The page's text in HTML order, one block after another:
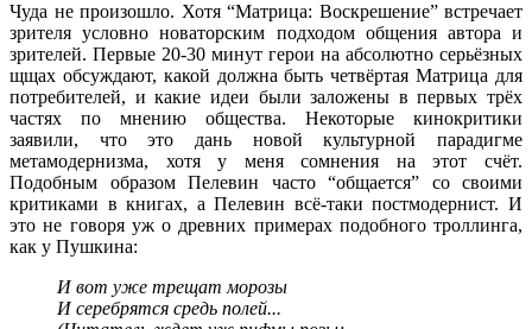
Чуда не произошло. Хотя “Матрица: Воскрешение” встречает
зрителя условно новаторским подходом общения автора и
зрителей. Первые 20-30 минут герои на абсолютно серьёзных
щщах обсуждают, какой должна быть четвёртая Матрица для
потребителей, и какие идеи были заложены в первых трёх
частях по мнению общества. Некоторые кинокритики
заявили, что это дань новой культурной парадигме
метамодернизма, хотя у меня сомнения на этот счёт.
Подобным образом Пелевин часто “общается” со своими
критиками в книгах, а Пелевин всё-таки постмодернист. И
это не говоря уж о древних примерах подобного троллинга,
как у Пушкина:
И вот уже трещат морозы
И серебрятся средь полей...